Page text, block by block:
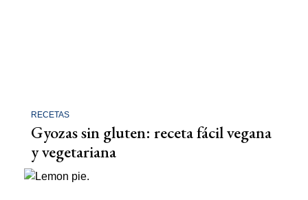
RECETAS
Gyozas sin gluten: receta fácil vegana
y vegetariana